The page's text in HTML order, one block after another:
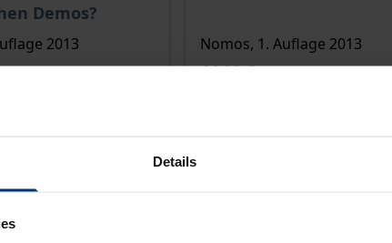
Details
Demos?
2013 Nomos, 1. Auflage 2013
44,00 €